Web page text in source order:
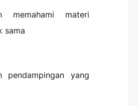
memahami materi
sama
pendampingan yang